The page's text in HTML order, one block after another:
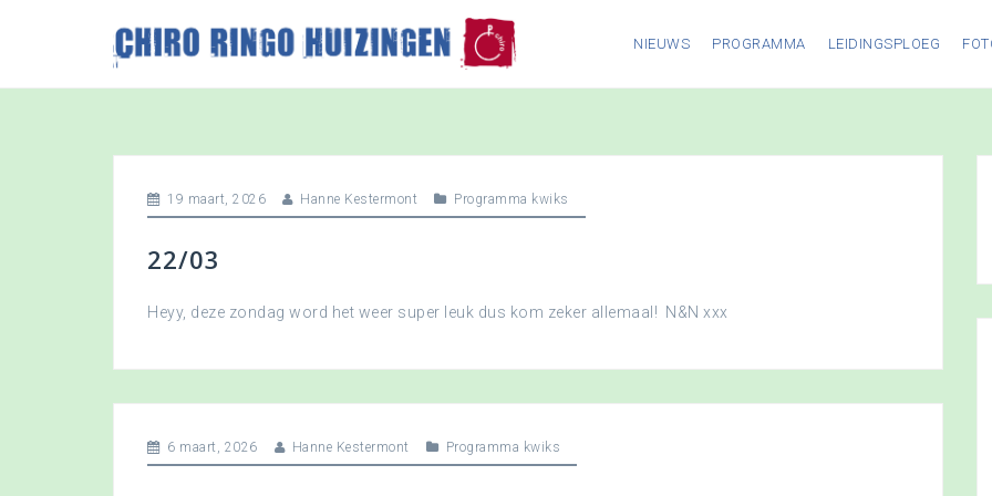
p
NIEUWS PROGRAMMA LEIDINGSPLOEG
19 maart, 2026 Hanne Kestermont Programma kwiks
22/03
Heyy, deze zondag word het weer super leuk dus kom zeker allemaal! N&N xxx
6 maart, 2026 Hanne Kestermont Programma kwiks